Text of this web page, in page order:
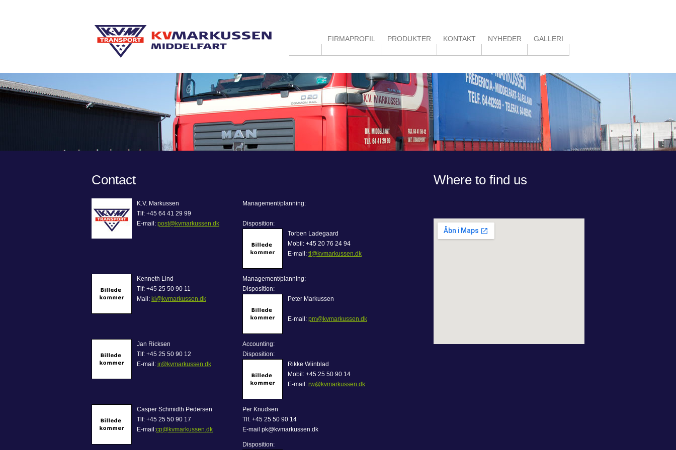
FIRMAPROFIL PRODUKTER KONTAKT NYHEDER GALLERI
Contact
K.V. Markussen
Tlf: +45 64 41 29 99
E-mail: post@kvmarkussen.dk
Management/planning:
Disposition:
Torben Ladegaard
Mobil: +45 20 76 24 94
E-mail: tl@kvmarkussen.dk
Kenneth Lind
Tlf: +45 25 50 90 11
Mail: kl@kvmarkussen.dk
Management/planning:
Disposition:
Peter Markussen
E-mail: pm@kvmarkussen.dk
Jan Ricksen
Tlf: +45 25 50 90 12
E-mail: jr@kvmarkussen.dk
Accounting:
Disposition:
Rikke Wiinblad
Mobil: +45 25 50 90 14
E-mail: rw@kvmarkussen.dk
Casper Schmidth Pedersen
Tlf: +45 25 50 90 17
E-mail:cp@kvmarkussen.dk
Per Knudsen
Tlf. +45 25 50 90 14
E-mail pk@kvmarkussen.dk
Disposition:
Where to find us